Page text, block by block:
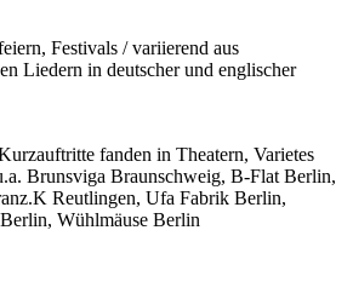
Festivals / variierend aus
Liedern in deutscher und englischer
fanden in Theatern, Varietes
Brunsviga Braunschweig, B-Flat Berlin,
Reutlingen, Ufa Fabrik Berlin,
Wühlmäuse Berlin